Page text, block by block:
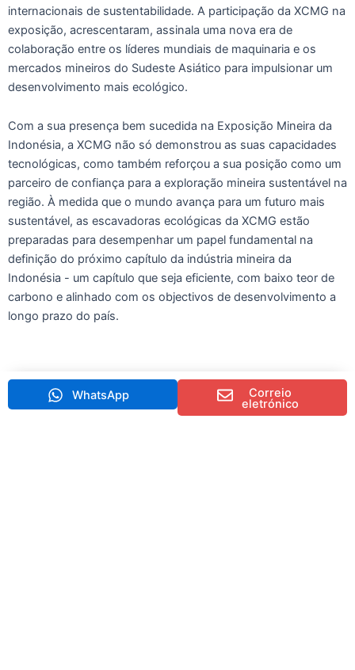
internacionais de sustentabilidade. A participação da XCMG na
exposição, acrescentaram, assinala uma nova era de
colaboração entre os líderes mundiais de maquinaria e os
mercados mineiros do Sudeste Asiático para impulsionar um
desenvolvimento mais ecológico.
Com a sua presença bem sucedida na Exposição Mineira da
Indonésia, a XCMG não só demonstrou as suas capacidades
tecnológicas, como também reforçou a sua posição como um
parceiro de confiança para a exploração mineira sustentável na
região. À medida que o mundo avança para um futuro mais
sustentável, as escavadoras ecológicas da XCMG estão
preparadas para desempenhar um papel fundamental na
definição do próximo capítulo da indústria mineira da
Indonésia - um capítulo que seja eficiente, com baixo teor de
carbono e alinhado com os objectivos de desenvolvimento a
longo prazo do país.
WhatsApp Correio
eletrónico